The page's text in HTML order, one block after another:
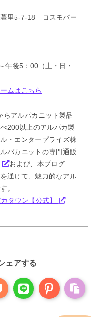
5-7-18 コスモパー
後5：00（土・日・
ムはこちら
らアルパカニット製品
200以上のアルパカ製
・エンタープライズ株
パカニットの専門通販
および、本ブログ
通じて、魅力的なアル
。
タウン【公式】
ェアする